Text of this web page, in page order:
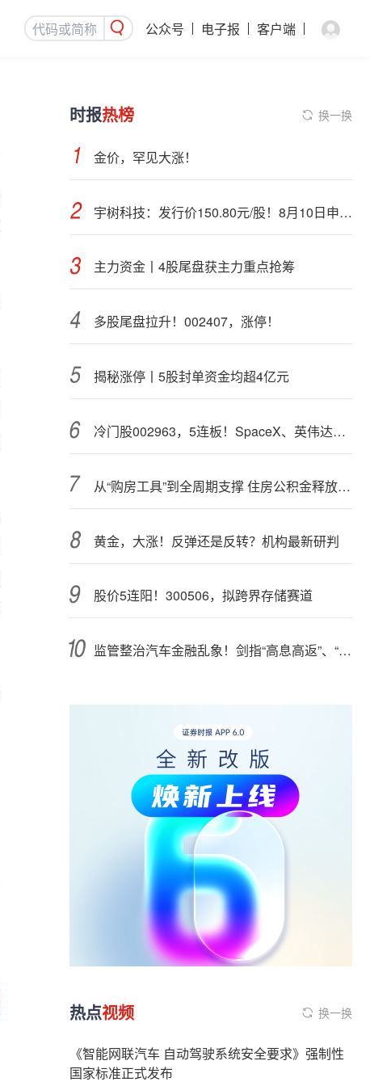
公众号 电子报 客户端
时报热榜 换一换
金价，罕见大涨！
宇树科技：发行价150.80元/股！8月10日申购，DeepSeek参与战略配售
主力资金丨4股尾盘获主力重点抢筹
多股尾盘拉升！002407，涨停！
揭秘涨停丨5股封单资金均超4亿元
冷门股002963，5连板！SpaceX、英伟达联手，入局太空算力（附股）
从“购房工具”到全周期支撑 住房公积金释放更大能量
黄金，大涨！反弹还是反转？机构最新研判
股价5连阳！300506，拟跨界存储赛道
监管整治汽车金融乱象！剑指“高息高返”、“零首付”“低首付”诱导购车
热点视频 换一换
《智能网联汽车 自动驾驶系统安全要求》强制性
国家标准正式发布